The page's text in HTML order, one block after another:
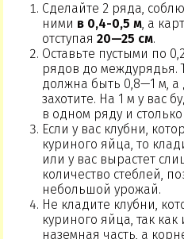
Сделайте 2 ряда,
ними в 0,4-0,5 м, а
отступая20—25 см.
Оставьте пустыми по
рядов до междурядья.
должна быть 0,8—1 м, а
захотите. На 1 м у вас
в одном ряду и
Если у вас клубни,
куриного яйца, то
или у вас вырастет
количество стеблей,
небольшой урожай.
Не кладите клубни,
куриного яйца, так как
наземная часть, а